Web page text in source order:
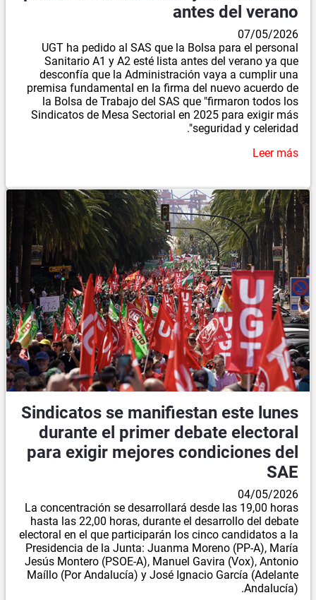
antes del verano
07/05/2026
UGT ha pedido al SAS que la Bolsa para el personal
Sanitario A1 y A2 esté lista antes del verano ya que
desconfía que la Administración vaya a cumplir una
premisa fundamental en la firma del nuevo acuerdo de
la Bolsa de Trabajo del SAS que "firmaron todos los
Sindicatos de Mesa Sectorial en 2025 para exigir más
seguridad y celeridad".
Leer más
Sindicatos se manifiestan este lunes
durante el primer debate electoral
para exigir mejores condiciones del
SAE
04/05/2026
La concentración se desarrollará desde las 19,00 horas
hasta las 22,00 horas, durante el desarrollo del debate
electoral en el que participarán los cinco candidatos a la
Presidencia de la Junta: Juanma Moreno (PP-A), María
Jesús Montero (PSOE-A), Manuel Gavira (Vox), Antonio
Maíllo (Por Andalucía) y José Ignacio García (Adelante
Andalucía).